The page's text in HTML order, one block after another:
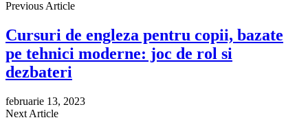
Previous Article
Cursuri de engleza pentru copii, bazate
pe tehnici moderne: joc de rol si
dezbateri
februarie 13, 2023
Next Article